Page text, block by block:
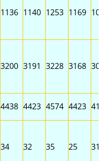
1136 1140 1253 1169
3200 3191 3228 3168
4438 4423 4574 4423
34 32 35 25 31